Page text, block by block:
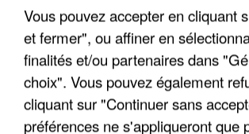
Vous pouvez accepter en cliquant
et fermer", ou affiner en
finalités et/ou partenaires dans
choix". Vous pouvez également
cliquant sur "Continuer sans
préférences ne s'appliqueront que